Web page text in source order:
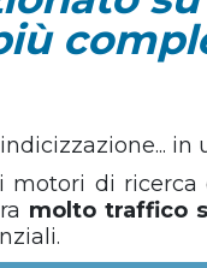
in
motori di
molto traffico